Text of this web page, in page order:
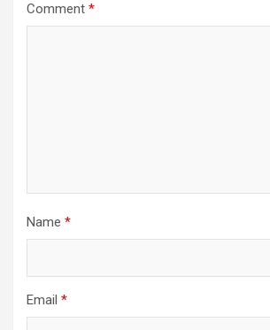
Comment *
Name *
Email *